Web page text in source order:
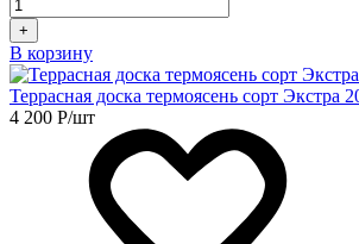
+
В корзину
Террасная доска термоясень сорт Экстра
4 200 Р/шт